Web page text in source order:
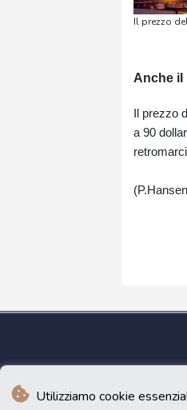
Utilizziamo cookie
Il prezzo
Anche il
Il prezzo
a 90